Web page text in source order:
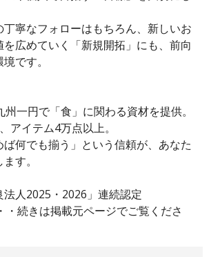
寧なフォローはもちろん、新しいお
広めていく「新規開拓」にも、前向
です。
一円で「食」に関わる資材を提供。
アイテム4万点以上。
ば何でも揃う」という信頼が、あなた
す。
法人2025・2026」連続認定
・続きは掲載元ページでご覧くださ